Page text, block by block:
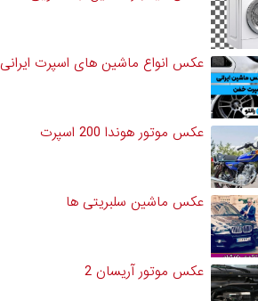
عکس انواع ماشین های اسپرت ایرانی
عکس موتور هوندا 200 اسپرت
عکس ماشین سلبریتی ها
عکس موتور آریسان 2